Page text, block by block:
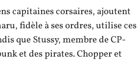
capitaines corsaires, ajoutent
fidèle à ses ordres, utilise ces
que Stussy, membre de CP-
et des pirates. Chopper et